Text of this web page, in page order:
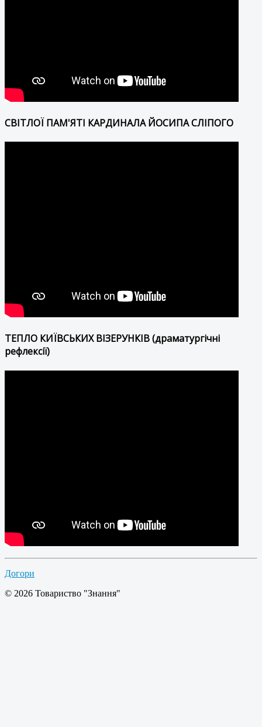
СВІТЛОЇ ПАМ'ЯТІ КАРДИНАЛА ЙОСИПА СЛІПОГО
ТЕПЛО КИЇВСЬКИХ ВІЗЕРУНКІВ (драматургічні
рефлексії)
Догори
© 2026 Товариство "Знання"